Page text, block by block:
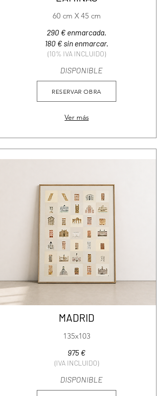
60 cm X 45 cm
290 € enmarcada.
180 € sin enmarcar.
(10% IVA INCLUIDO)
DISPONIBLE
RESERVAR OBRA
Ver más
MADRID
135x103
975 €
(IVA INCLUIDO)
DISPONIBLE